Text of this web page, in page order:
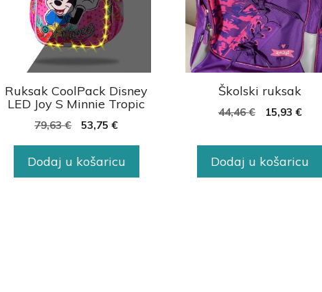
Ruksak CoolPack Disney
LED Joy S Minnie Tropic
79,63€ 53,75€
Dodaj u košaricu
Školski ruksak
44,46€ 15,93 €
Dodaj u košaricu